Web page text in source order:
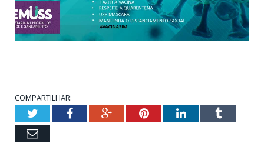
COMPARTILHAR:
TwitterFacebookGoogle+PinterestLinkedInTumblr
Email